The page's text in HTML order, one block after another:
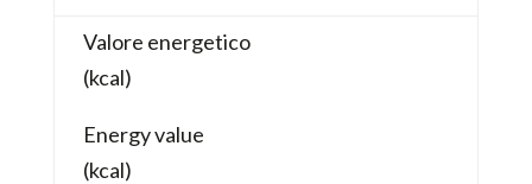
Valore energetico
(kcal)
Energy value
(kcal)